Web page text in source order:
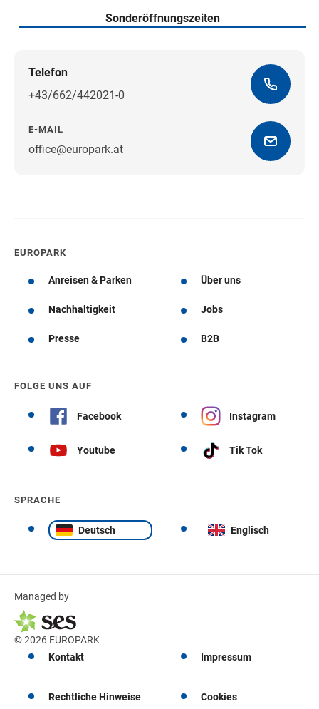
Sonderöffnungszeiten
Telefon
+43/662/442021-0
E-MAIL
office@europark.atWegbeschreibung erhalten
EUROPARK
Anreisen & Parken Über uns
Nachhaltigkeit Jobs
Presse B2B
FOLGE UNS AUF
Facebook Instagram
Youtube Tik Tok
SPRACHE
Deutsch Englisch
Managed by
© 2026 EUROPARK
Kontakt
Impressum
Rechtliche Hinweise Cookies